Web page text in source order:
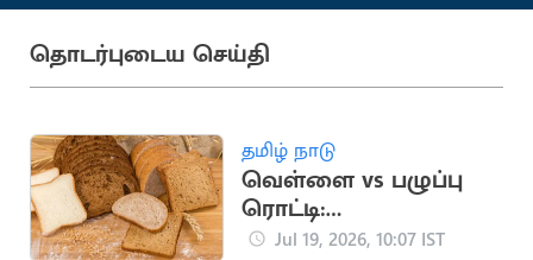
தொடர்புடைய செய்தி
தமிழ் நாடு
வெள்ளை vs பழுப்பு
ரொட்டி:
ஆரோக்கியத்திற்கு
Jul 19, 2026, 10:07 IST